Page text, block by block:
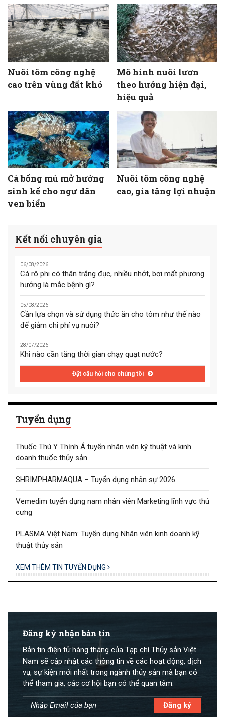
Nuôi tôm công nghệ
cao trên vùng đất khó
Mô hình nuôi lươn
theo hướng hiện đại,
hiệu quả
Cá bống mú mở hướng
sinh kế cho ngư dân
ven biển
Nuôi tôm công nghệ
cao, gia tăng lợi nhuận
Kết nối chuyên gia
06/08/2026
Cá rô phi có thân trắng đục, nhiều nhớt, bơi mất phương
hướng là mắc bệnh gì?
05/08/2026
Cần lựa chọn và sử dụng thức ăn cho tôm như thế nào
để giảm chi phí vụ nuôi?
28/07/2026
Khi nào cần tăng thời gian chạy quạt nước?
Đặt câu hỏi cho chúng tôi
Tuyển dụng
Thuốc Thú Y Thịnh Á tuyển nhân viên kỹ thuật và kinh
doanh thuốc thủy sản
SHRIMPHARMAQUA – Tuyển dụng nhân sự 2026
Vemedim tuyển dụng nam nhân viên Marketing lĩnh vực thú
cưng
PLASMA Việt Nam: Tuyển dụng Nhân viên kinh doanh kỹ
thuật thủy sản
XEM THÊM TIN TUYỂN DỤNG
Đăng ký nhận bản tin
Bản tin điện tử hàng tháng của Tạp chí Thủy sản Việt
Nam sẽ cập nhật các thông tin về các hoạt động, dịch
vụ, sự kiện mới nhất trong ngành thủy sản mà bạn có
thể tham gia, các cơ hội bạn có thể quan tâm.